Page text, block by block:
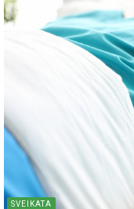
SVEIKATA